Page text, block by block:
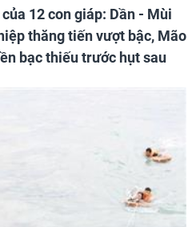
12 con giáp: Dần - Mùi
thăng tiến vượt bậc, Mão
bạc thiếu trước hụt sau